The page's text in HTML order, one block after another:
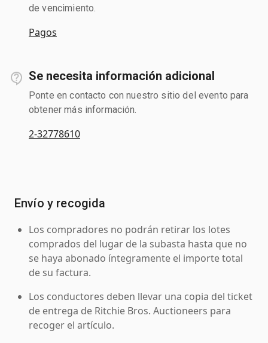
de vencimiento.
Pagos
Se necesita información adicional
Ponte en contacto con nuestro sitio del evento para
obtener más información.
2-32778610
Envío y recogida
Los compradores no podrán retirar los lotes
comprados del lugar de la subasta hasta que no
se haya abonado íntegramente el importe total
de su factura.
Los conductores deben llevar una copia del ticket
de entrega de Ritchie Bros. Auctioneers para
recoger el artículo.